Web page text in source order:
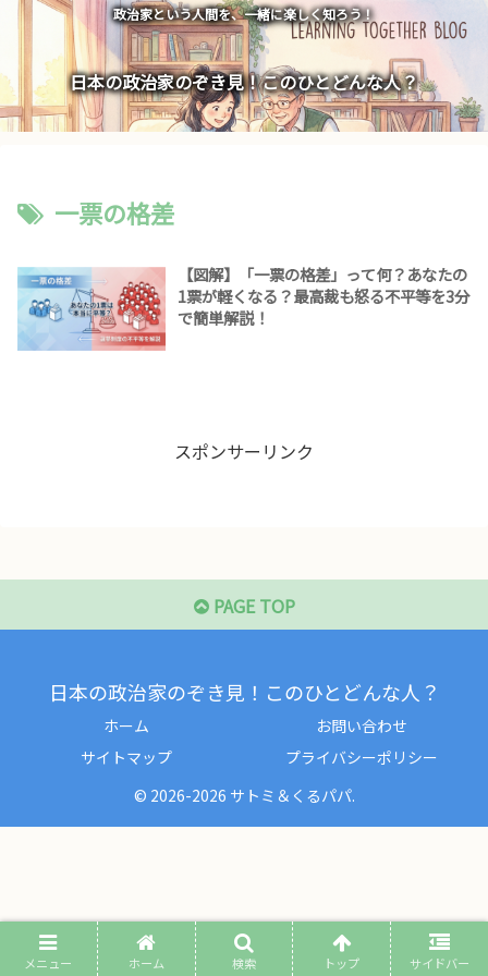
政治家という人間を、一緒に楽しく知ろう！
日本の政治家のぞき見！このひとどんな人？
一票の格差
【図解】「一票の格差」って何？あなたの
1票が軽くなる？最高裁も怒る不平等を3分
で簡単解説！
スポンサーリンク
PAGE TOP
日本の政治家のぞき見！このひとどんな人？
ホーム
お問い合わせ
サイトマップ
プライバシーポリシー
© 2026-2026 サトミ＆くるパパ.
メニュー ホーム 検索 トップ サイドバー